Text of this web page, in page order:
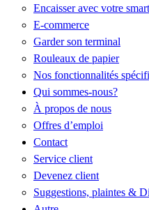
Encaisser avec votre
E-commerce
Garder son terminal
Rouleaux de papier
Nos fonctionnalités
Qui sommes-nous?
À propos de nous
Offres d’emploi
Contact
Service client
Devenez client
Suggestions, plaintes &